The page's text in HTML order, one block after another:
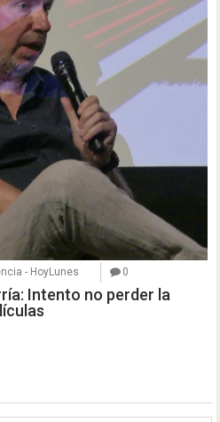
- HoyLunes 0
Intento no perder la